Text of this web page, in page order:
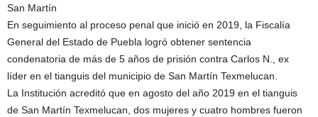
San Martín
En seguimiento al proceso penal que inició en 2019, la Fiscalía
General del Estado de Puebla logró obtener sentencia
condenatoria de más de 5 años de prisión contra Carlos N., ex
líder en el tianguis del municipio de San Martín Texmelucan.
La Institución acreditó que en agosto del año 2019 en el tianguis
de San Martín Texmelucan, dos mujeres y cuatro hombres fueron